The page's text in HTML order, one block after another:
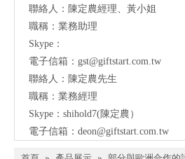
聯絡人：陳定農經理、黃小姐
職稱：業務助理
Skype：
電子信箱： gst@giftstart.com.tw
聯絡人：陳定農先生
職稱：業務經理
Skype：shihold7(陳定農）
電子信箱： deon@giftstart.com.tw